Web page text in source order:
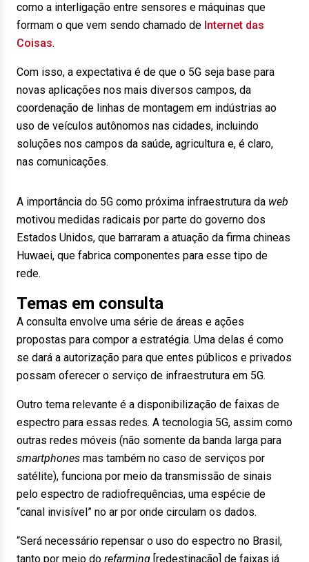
como a interligação entre sensores e máquinas que
formam o que vem sendo chamado de Internet das
Coisas.
Com isso, a expectativa é de que o 5G seja base para
novas aplicações nos mais diversos campos, da
coordenação de linhas de montagem em indústrias ao
uso de veículos autônomos nas cidades, incluindo
soluções nos campos da saúde, agricultura e, é claro,
nas comunicações.
A importância do 5G como próxima infraestrutura da web
motivou medidas radicais por parte do governo dos
Estados Unidos, que barraram a atuação da firma chineas
Huwaei, que fabrica componentes para esse tipo de
rede.
Temas em consulta
A consulta envolve uma série de áreas e ações
propostas para compor a estratégia. Uma delas é como
se dará a autorização para que entes públicos e privados
possam oferecer o serviço de infraestrutura em 5G.
Outro tema relevante é a disponibilização de faixas de
espectro para essas redes. A tecnologia 5G, assim como
outras redes móveis (não somente da banda larga para
smartphones mas também no caso de serviços por
satélite), funciona por meio da transmissão de sinais
pelo espectro de radiofrequências, uma espécie de
“canal invisível” no ar por onde circulam os dados.
“Será necessário repensar o uso do espectro no Brasil,
tanto por meio do refarming [redestinação] de faixas já